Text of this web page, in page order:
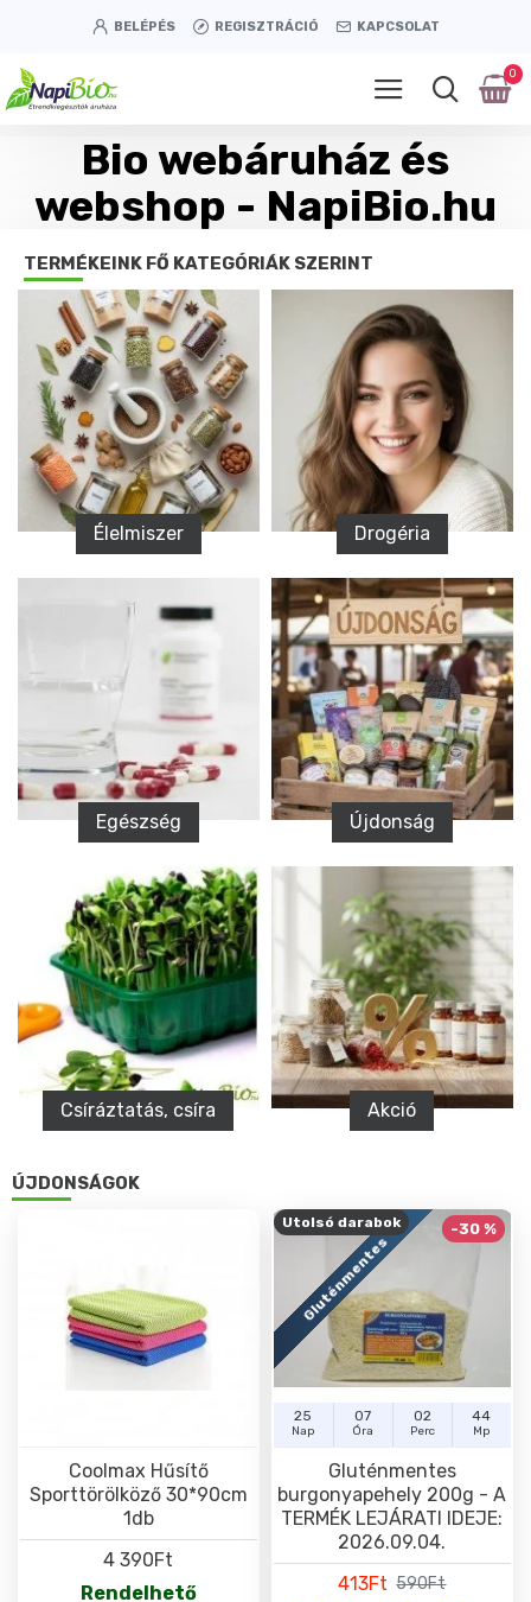
BELÉPÉS REGISZTRÁCIÓ KAPCSOLAT
0
Bio webáruház és
webshop - NapiBio.hu
TERMÉKEINK FŐ KATEGÓRIÁK SZERINT
Élelmiszer Drogéria
Egészség Újdonság
Csíráztatás, csíra Akció
ÚJDONSÁGOK
Coolmax Hűsítő
Sporttörölköző 30*90cm
1db
4 390Ft
Rendelhető
Gluténmentes
Utolsó darabok -30 %
25
Nap
07
Óra
02
Perc
44
Mp
Gluténmentes
burgonyapehely 200g - A
TERMÉK LEJÁRATI IDEJE:
2026.09.04.
413Ft 590Ft